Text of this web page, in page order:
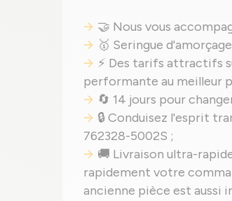
🤝 Nous vous
🥇 Seringue
⚡ Des tarifs attractifs
performante au meilleur
🔄 14 jours pour
🔒 Conduisez l'esprit
762328-5002S ;
🚚 Livraison ultra-
rapidement votre
ancienne pièce est aussi